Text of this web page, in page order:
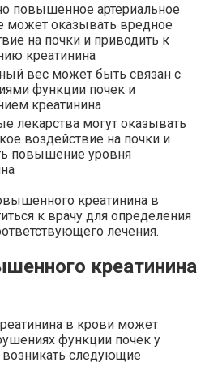
повышенное артериальное
может оказывать вредное
на почки и приводить к
креатинина
вес может быть связан с
функции почек и
креатинина
лекарства могут оказывать
воздействие на почки и
повышение уровня
креатинина в
к врачу для определения
лечения.
креатинина
в крови может
функции почек у
следующие